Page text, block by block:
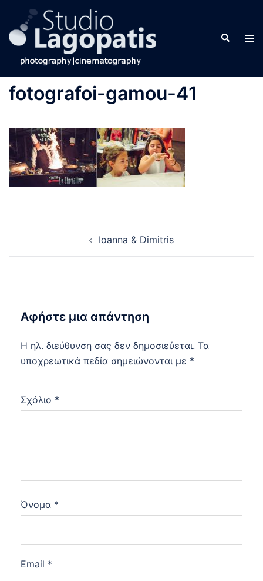
content
Search
fotografoi-gamou-41
Ioanna & Dimitris
Αφήστε μια απάντηση
Η ηλ. διεύθυνση σας δεν δημοσιεύεται. Τα
υποχρεωτικά πεδία σημειώνονται με *
Σχόλιο *
Όνομα *
Email *